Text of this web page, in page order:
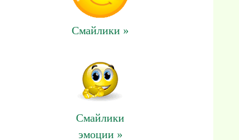
Смайлики »
Смайлики
эмоции »